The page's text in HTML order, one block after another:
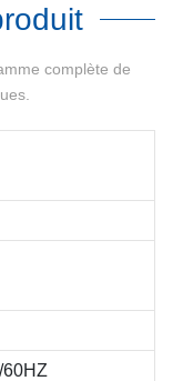
complète de
60HZ